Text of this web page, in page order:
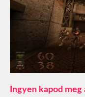
Ingyen kapod